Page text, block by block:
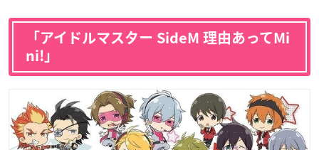
「アイドルマスター SideM 理由あってMi
ni!」